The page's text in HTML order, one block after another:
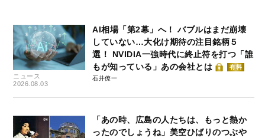
ニュース
2026.08.03
AI相場「第2幕」へ！ バブルはまだ崩壊
していない…大化け期待の注目銘柄５
選！ NVIDIA一強時代に終止符を打つ「誰
もが知っている」あの会社とは
有料
石井僚一
「あの時、広島の人たちは、もっと熱か
ったのでしょうね」美空ひばりのつぶや